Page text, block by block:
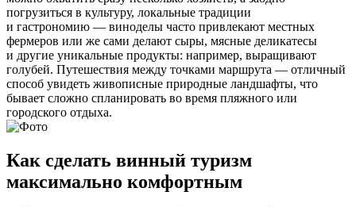
погрузиться в культуру, локальные традиции
и гастрономию — виноделы часто привлекают местных
фермеров или же сами делают сыры, мясные деликатесы
и другие уникальные продукты: например, выращивают
голубей. Путешествия между точками маршрута — отличный
способ увидеть живописные природные ландшафты, что
бывает сложно спланировать во время пляжного или
городского отдыха.
Как сделать винный туризм
максимально комфортным